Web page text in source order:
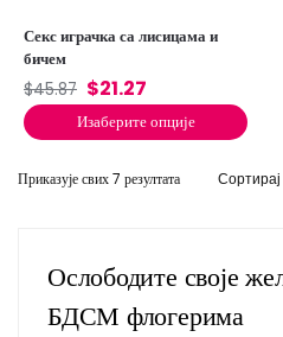
Секс играчка са лисицама и
бичем
$45.87 $21.27
Изаберите опције
Приказује свих 7 резултата
Ослободите своје
БДСМ флогерима